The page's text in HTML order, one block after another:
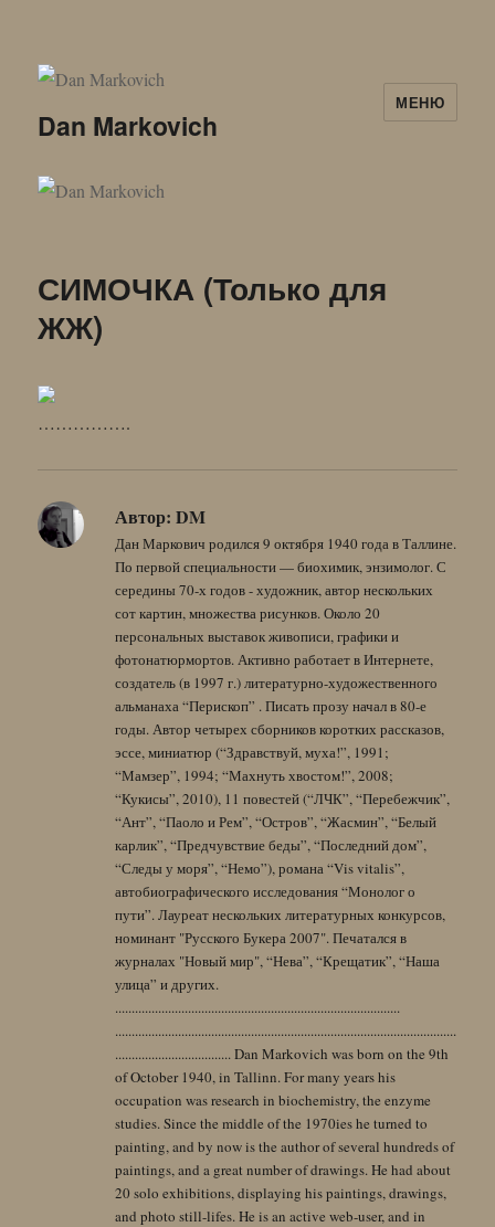
Dan Markovich
МЕНЮ
СИМОЧКА (Только для
ЖЖ)
…………….
Автор: DM
Дан Маркович родился 9 октября 1940 года в Таллине.
По первой специальности — биохимик, энзимолог. С
середины 70-х годов - художник, автор нескольких
сот картин, множества рисунков. Около 20
персональных выставок живописи, графики и
фотонатюрмортов. Активно работает в Интернете,
создатель (в 1997 г.) литературно-художественного
альманаха “Перископ” . Писать прозу начал в 80-е
годы. Автор четырех сборников коротких рассказов,
эссе, миниатюр (“Здравствуй, муха!”, 1991;
“Мамзер”, 1994; “Махнуть хвостом!”, 2008;
“Кукисы”, 2010), 11 повестей (“ЛЧК”, “Перебежчик”,
“Ант”, “Паоло и Рем”, “Остров”, “Жасмин”, “Белый
карлик”, “Предчувствие беды”, “Последний дом”,
“Следы у моря”, “Немо”), романа “Vis vitalis”,
автобиографического исследования “Монолог о
пути”. Лауреат нескольких литературных конкурсов,
номинант "Русского Букера 2007". Печатался в
журналах "Новый мир", “Нева”, “Крещатик”, “Наша
улица” и других.
......................................................................................
.......................................................................................................
................................... Dan Markovich was born on the 9th
of October 1940, in Tallinn. For many years his
occupation was research in biochemistry, the enzyme
studies. Since the middle of the 1970ies he turned to
painting, and by now is the author of several hundreds of
paintings, and a great number of drawings. He had about
20 solo exhibitions, displaying his paintings, drawings,
and photo still-lifes. He is an active web-user, and in